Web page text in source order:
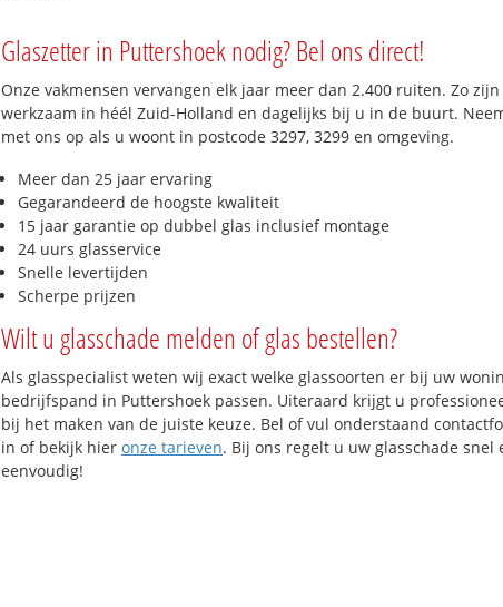
Glaszetter in Puttershoek nodig? Bel ons direct!
Onze vakmensen vervangen elk jaar meer dan 2.400 ruiten. Zo
werkzaam in héél Zuid-Holland en dagelijks bij u in de buurt.
met ons op als u woont in postcode 3297, 3299 en omgeving.
Meer dan 25 jaar ervaring
Gegarandeerd de hoogste kwaliteit
15 jaar garantie op dubbel glas inclusief montage
24 uurs glasservice
Snelle levertijden
Scherpe prijzen
Wilt u glasschade melden of glas bestellen?
Als glasspecialist weten wij exact welke glassoorten er bij uw
bedrijfspand in Puttershoek passen. Uiteraard krijgt u
bij het maken van de juiste keuze. Bel of vul onderstaand
in of bekijk hier onze tarieven. Bij ons regelt u uw glasschade snel
eenvoudig!